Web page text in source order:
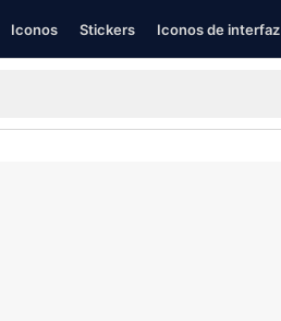
Iconos Stickers Iconos de interfaz